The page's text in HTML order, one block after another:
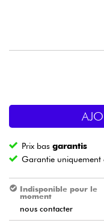
Eclairage
Violons &
Prix basgarantis
Garantie uniquement
Indisponible pour le
moment
nous contacter